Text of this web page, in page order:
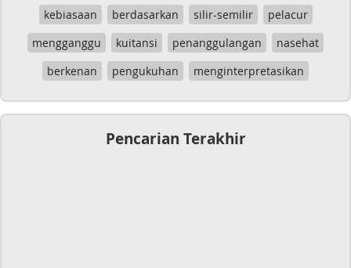
kebiasaan
berdasarkan silir-semilir
pelacur
mengganggu
kuitansi penanggulangan
nasehat
berkenan
pengukuhan menginterpretasikan
Pencarian Terakhir